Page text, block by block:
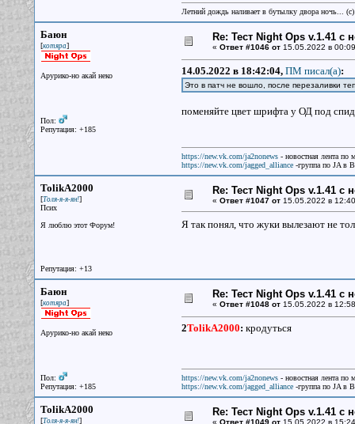
Летний дождь наливает в бутылку двора ночь...
Баюн
[котяра]
Арурико-но акай неко
Пол:
Репутация: +185
Re: Тест Night Ops v.1.41 с
« Ответ #1046 от15.05.2022 в
14.05.2022 в 18:42:04, ПМ писал(a):
Это в патч не вошло, после перезаливки
поменяйте цвет шрифта у ОД под
https://new.vk.com/ja2nonews- новостная лента по
https://new.vk.com/jagged_alliance-группа по JA в
TolikA2000
[Толя-я-я-ян!]
Псих
Я люблю этот Форум!
Репутация: +13
Re: Тест Night Ops v.1.41 с
« Ответ #1047 от15.05.2022 в
Я так понял, что жуки вылезают не
Баюн
[котяра]
Арурико-но акай неко
Пол:
Репутация: +185
Re: Тест Night Ops v.1.41 с
« Ответ #1048 от15.05.2022 в
2TolikA2000: кродуться
https://new.vk.com/ja2nonews- новостная лента по
https://new.vk.com/jagged_alliance-группа по JA в
TolikA2000
[Толя-я-я-ян!]
Re: Тест Night Ops v.1.41 с
« Ответ #1049 от15.05.2022 в